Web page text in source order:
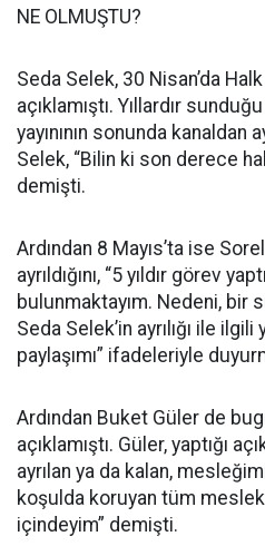
NE OLMUŞTU?
Seda Selek, 30 Nisan’da Halk
açıklamıştı. Yıllardır
yayınının sonunda kanaldan
Selek, “Bilin ki son derece
demişti.
Ardından 8 Mayıs’ta ise
ayrıldığını, “5 yıldır görev
bulunmaktayım. Nedeni, bir
Seda Selek’in ayrılığı ile
paylaşımı” ifadeleriyle
Ardından Buket Güler de
açıklamıştı. Güler, yaptığı
ayrılan ya da kalan,
koşulda koruyan tüm
içindeyim” demişti.